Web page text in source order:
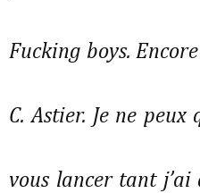
Fucking boys.
C. Astier. Je ne peux
vous lancer tant